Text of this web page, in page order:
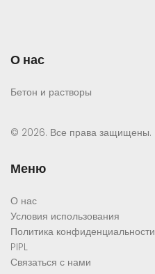
О нас
Бетон и растворы
© 2026. Все права защищены.
Меню
О нас
Условия использования
Политика конфиденциальности
PIPL
Связаться с нами